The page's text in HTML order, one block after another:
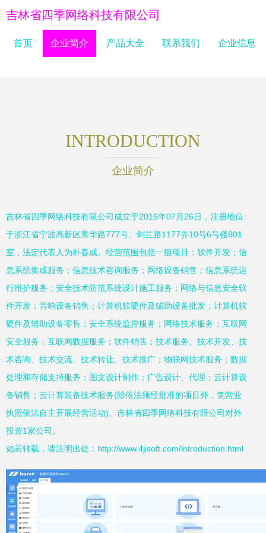
吉林省四季网络科技有限公司
首页 企业简介 产品大全 联系我们 企业信息
INTRODUCTION
企业简介
吉林省四季网络科技有限公司成立于2016年07月26日，注册地位
于浙江省宁波高新区菁华路777号、剑兰路1177弄10号6号楼801
室，法定代表人为朴春成。经营范围包括一般项目：软件开发；信
息系统集成服务；信息技术咨询服务；网络设备销售；信息系统运
行维护服务；安全技术防范系统设计施工服务；网络与信息安全软
件开发；音响设备销售；计算机软硬件及辅助设备批发；计算机软
硬件及辅助设备零售；安全系统监控服务；网络技术服务；互联网
安全服务；互联网数据服务；软件销售；技术服务、技术开发、技
术咨询、技术交流、技术转让、技术推广；物联网技术服务；数据
处理和存储支持服务；图文设计制作；广告设计、代理；云计算设
备销售；云计算装备技术服务(除依法须经批准的项目外，凭营业
执照依法自主开展经营活动)。吉林省四季网络科技有限公司对外
投资1家公司。
如若转载，请注明出处：http://www.4jisoft.com/introduction.html